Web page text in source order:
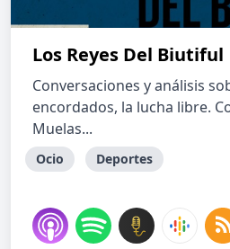
Los Reyes Del Biutiful
Conversaciones y análisis
encordados, la lucha libre.
Muelas...
Ocio Deportes